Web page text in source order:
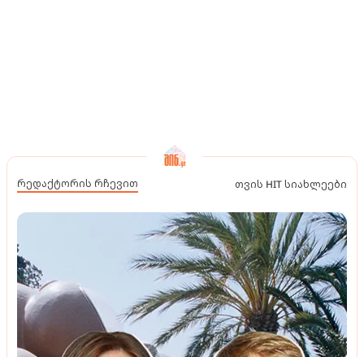
რედაქტორის რჩევით თვის HIT სიახლეები